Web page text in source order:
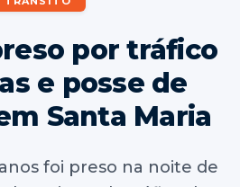
por tráfico
e posse de
Santa Maria
foi preso na noite de